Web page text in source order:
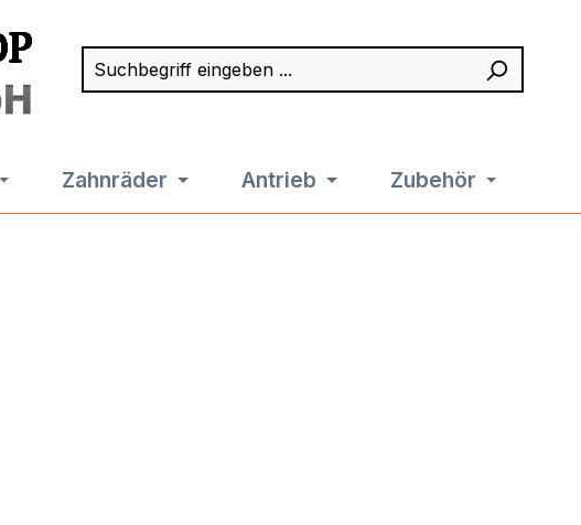
Suchbegriff eingeben ...
Zahnräder Antrieb Zubehör